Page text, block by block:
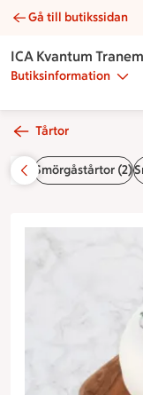
Whitelady | Catering
Gå till butikssidan
ICA Kvantum
Butiksinformation
Tårtor
(2) Smörgåstårtor (2)